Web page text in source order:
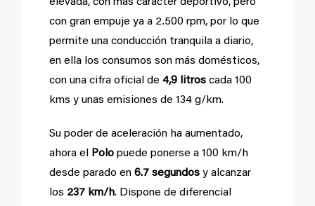
con gran empuje ya a 2.500 rpm, por lo que
permite una conducción tranquila a diario,
en ella los consumos son más domésticos,
con una cifra oficial de 4,9 litros cada 100
kms y unas emisiones de 134 g/km.
Su poder de aceleración ha aumentado,
ahora el
Polo puede ponerse a 100 km/h
desde parado en 6.7 segundos y alcanzar
los 237 km/h. Dispone de diferencial